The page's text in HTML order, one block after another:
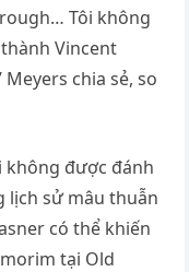
Tôi không
Vincent
chia sẻ, so
không được đánh
lịch sử mâu thuẫn
có thể khiến
tại Old